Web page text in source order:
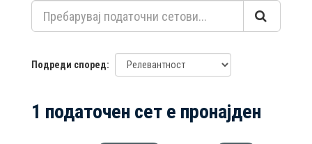
Подреди според
1 податочен сет е пронајден